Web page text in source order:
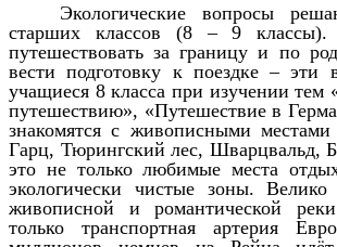
Экологические вопросы
старших классов (8 – 9 классы).
путешествовать за границу и по
вести подготовку к поездке – эти
учащиеся 8 класса при изучении
путешествию», «Путешествие в
знакомятся с живописными
Гарц, Тюрингский лес, Шварцвальд,
это не только любимые места
экологически чистые зоны. Велико
живописной и романтической
только транспортная артерия